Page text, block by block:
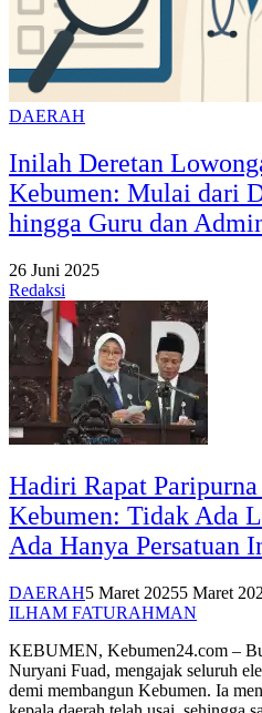
DAERAH
Inilah Deretan
Kebumen: Mulai dari
hingga Guru dan
26 Juni 2025
Redaksi
Hadiri Rapat
Kebumen: Tidak Ada
Ada Hanya Persatuan
DAERAH5 Maret 20255 Maret
ILHAM FATURAHMAN
KEBUMEN, Kebumen24.com –
Nuryani Fuad, mengajak seluruh
demi membangun Kebumen. Ia